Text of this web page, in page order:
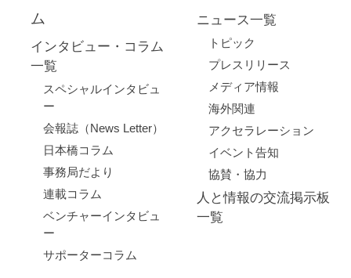
ム
インタビュー・コラム
一覧
スペシャルインタビュ
ー
会報誌（News Letter）
日本橋コラム
事務局だより
連載コラム
ベンチャーインタビュ
ー
サポーターコラム
ニュース一覧
トピック
プレスリリース
メディア情報
海外関連
アクセラレーション
イベント告知
協賛・協力
人と情報の交流掲示板
一覧